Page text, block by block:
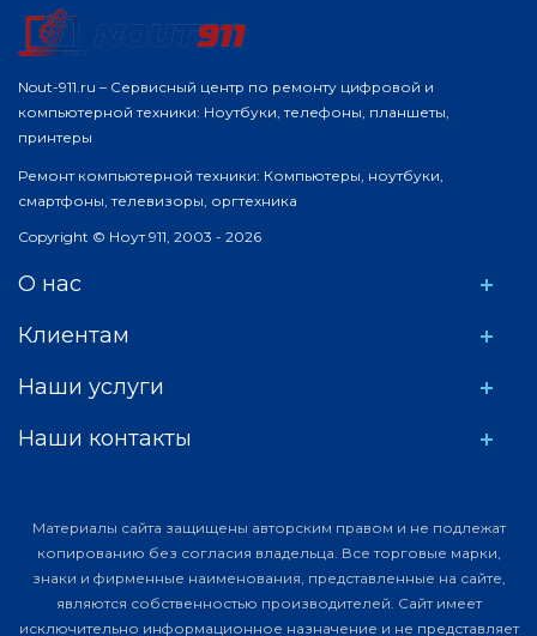
Nout-911.ru – Сервисный центр по ремонту цифровой и
компьютерной техники: Ноутбуки, телефоны, планшеты,
принтеры
Ремонт компьютерной техники: Компьютеры, ноутбуки,
смартфоны, телевизоры, оргтехника
Copyright © Ноут 911, 2003 - 2026
О нас
Клиентам
Наши услуги
Наши контакты
Материалы сайта защищены авторским правом и не подлежат
копированию без согласия владельца. Все торговые марки,
знаки и фирменные наименования, представленные на сайте,
являются собственностью производителей. Сайт имеет
исключительно информационное назначение и не представляет